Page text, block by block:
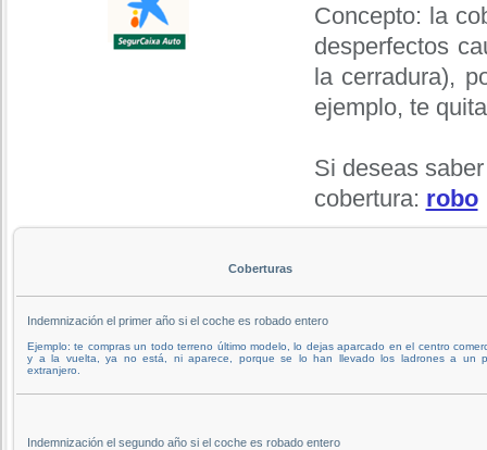
Concepto: la
desperfectos
la cerradura),
ejemplo, te
Si deseas
cobertura: robo
Coberturas
Indemnización el primer año si el coche es robado entero
Ejemplo: te compras un todo terreno último modelo, lo dejas aparcado en el centro
y a la vuelta, ya no está, ni aparece, porque se lo han llevado los ladrones a un
extranjero.
Indemnización el segundo año si el coche es robado entero